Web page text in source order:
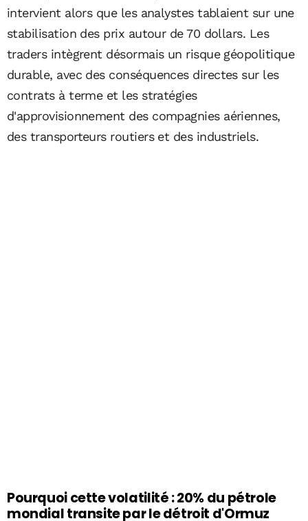
intervient alors que les analystes tablaient sur une
stabilisation des prix autour de 70 dollars. Les
traders intègrent désormais un risque géopolitique
durable, avec des conséquences directes sur les
contrats à terme et les stratégies
d'approvisionnement des compagnies aériennes,
des transporteurs routiers et des industriels.
Pourquoi cette volatilité : 20% du pétrole
mondial transite par le détroit d'Ormuz